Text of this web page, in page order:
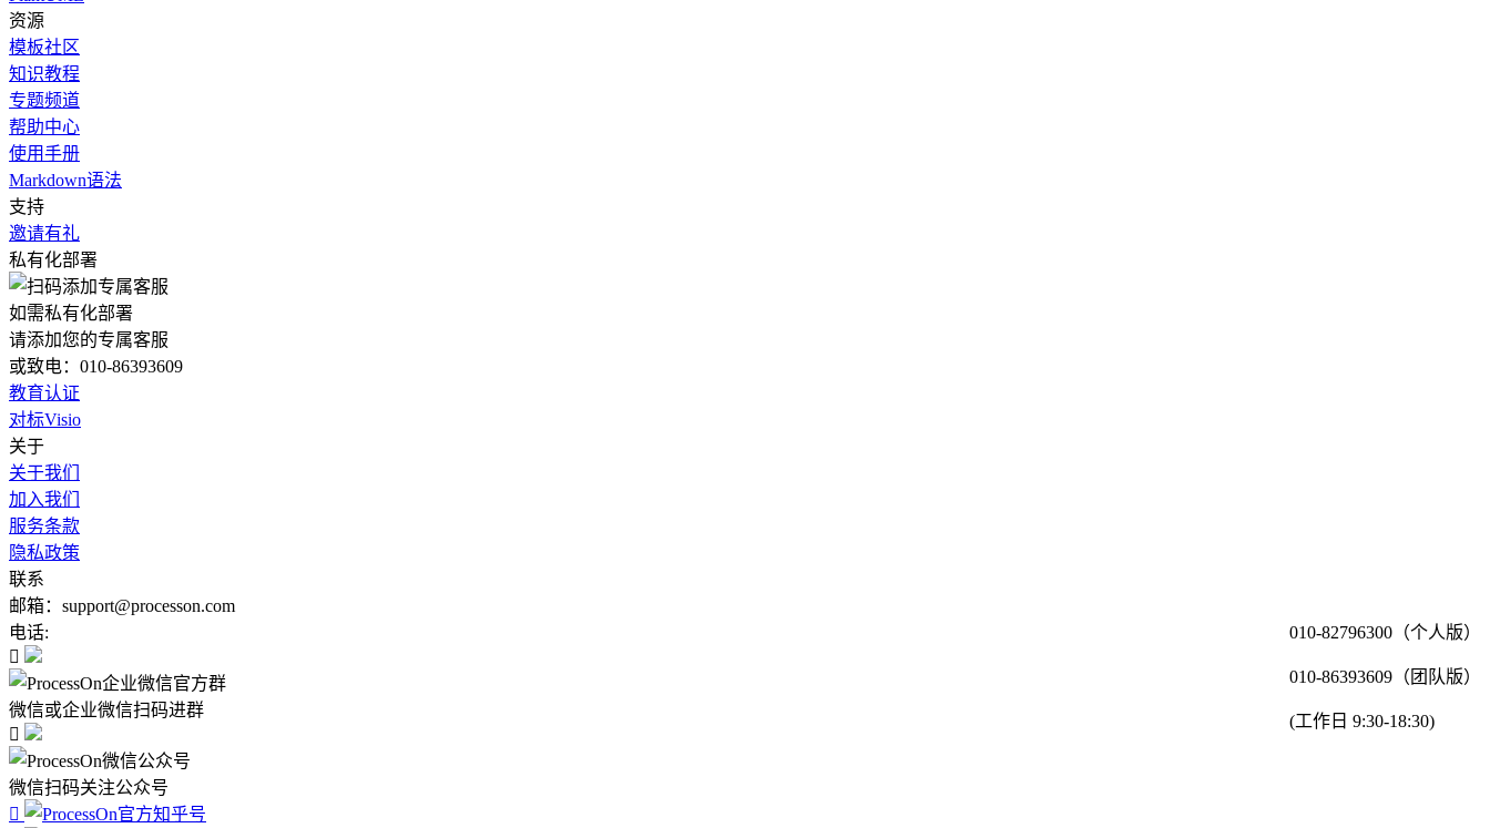
资源
模板社区
知识教程
专题频道
帮助中心
使用手册
Markdown语法
支持
邀请有礼
私有化部署
如需私有化部署
请添加您的专属客服
或致电：010-86393609
教育认证
对标Visio
关于
关于我们
加入我们
服务条款
隐私政策
联系
邮箱：support@processon.com
电话:
010-82796300（个人版）
010-86393609（团队版）
(工作日 9:30-18:30)

微信或企业微信扫码进群

微信扫码关注公众号
